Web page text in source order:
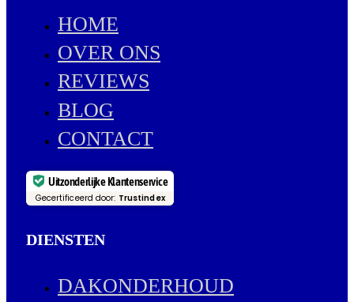
HOME
OVER ONS
REVIEWS
BLOG
CONTACT
Uitzonderlijke Klantenservice
Gecertificeerd door: Trustindex
DIENSTEN
DAKONDERHOUD